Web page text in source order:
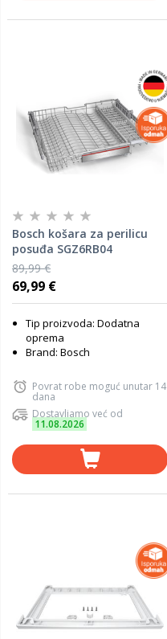
Bosch košara za perilicu
posuđa SGZ6RB04
89,99 €
69,99 €
Tip proizvoda: Dodatna
oprema
Brand: Bosch
Povrat robe moguć unutar 14
dana
Dostavljamo već od
11.08.2026